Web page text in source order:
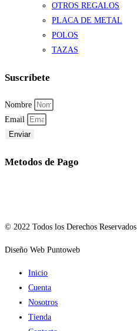
OTROS REGALOS
PLACA DE METAL
POLOS
TAZAS
Suscríbete
Nombre
Email
Enviar
Metodos de Pago
© 2022 Todos los Derechos Reservados
Diseño Web Puntoweb
Inicio
Cuenta
Nosotros
Tienda